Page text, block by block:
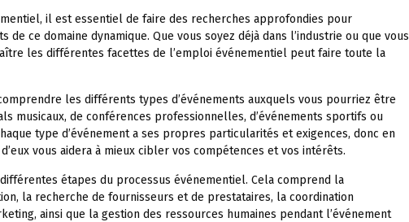
il est essentiel de faire des recherches approfondies pour
ce domaine dynamique. Que vous soyez déjà dans l’industrie ou que vous
les différentes facettes de l’emploi événementiel peut faire toute la
les différents types d’événements auxquels vous pourriez être
musicaux, de conférences professionnelles, d’événements sportifs ou
type d’événement a ses propres particularités et exigences, donc en
vous aidera à mieux cibler vos compétences et vos intérêts.
étapes du processus événementiel. Cela comprend la
la recherche de fournisseurs et de prestataires, la coordination
ainsi que la gestion des ressources humaines pendant l’événement